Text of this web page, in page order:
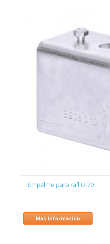
Empalme para raíl U-70
Mas informacion